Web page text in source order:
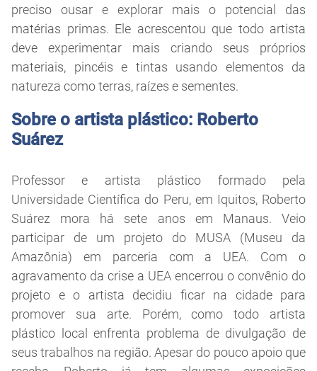
preciso ousar e explorar mais o potencial das
matérias primas. Ele acrescentou que todo artista
deve experimentar mais criando seus próprios
materiais, pincéis e tintas usando elementos da
natureza como terras, raízes e sementes.
Sobre o artista plástico: Roberto
Suárez
Professor e artista plástico formado pela
Universidade Científica do Peru, em Iquitos, Roberto
Suárez mora há sete anos em Manaus. Veio
participar de um projeto do MUSA (Museu da
Amazônia) em parceria com a UEA. Com o
agravamento da crise a UEA encerrou o convênio do
projeto e o artista decidiu ficar na cidade para
promover sua arte. Porém, como todo artista
plástico local enfrenta problema de divulgação de
seus trabalhos na região. Apesar do pouco apoio que